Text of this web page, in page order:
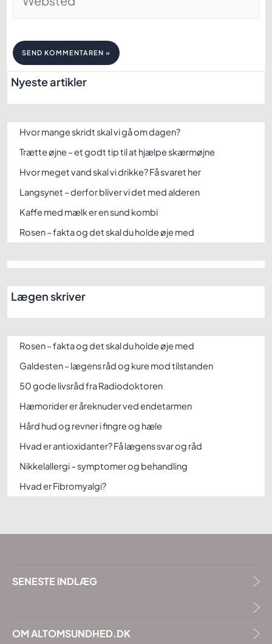
Nyeste artikler
Hvor mange skridt skal vi gå om dagen?
Trætte øjne – et godt tip til at hjælpe skærmøjne
Hvor meget vand skal vi drikke? Få svaret her
Langsynet – derfor bliver vi det med alderen
Kaffe med mælk er en sund kombi
Rosen – fakta og det skal du holde øje med
Lægen skriver
Rosen – fakta og det skal du holde øje med
Galdesten – lægens råd og kure mod tilstanden
50 gode livsråd fra Radiodoktoren
Hæmorider er åreknuder ved endetarmen
Hård hud og revner i fingre og hæle
Hvad er antioxidanter? Få lægens svar og råd
Nikkelallergi – symptomer og behandling
Hvad er Fibromyalgi?
SENESTE INDLÆG
OM ALTOMSUNDHED.DK